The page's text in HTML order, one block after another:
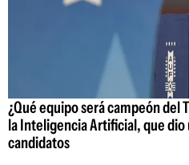
¿Qué equipo será campeón del
la Inteligencia Artificial, que
candidatos